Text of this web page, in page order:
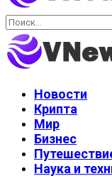
Найти:
Новости
Крипта
Мир
Бизнес
Наука и